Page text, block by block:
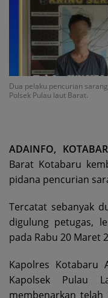
Dua pelaku pencurian
Polsek Pulau laut Barat.
ADAINFO,
Barat Kotabaru
pidana pencurian
Tercatat sebanyak
digulung petugas,
pada Rabu 20 Maret
Kapolres Kotabaru
Kapolsek Pulau
membenarkan telah